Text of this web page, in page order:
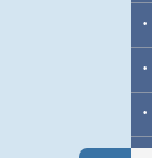
·
·
·